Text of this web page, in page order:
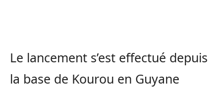
Le lancement s’est effectué depuis
la base de Kourou en Guyane